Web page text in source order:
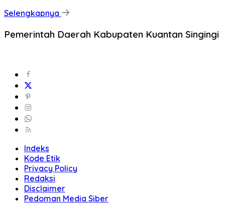
Selengkapnya
Pemerintah Daerah Kabupaten Kuantan Singingi
Indeks
Kode Etik
Privacy Policy
Redaksi
Disclaimer
Pedoman Media Siber